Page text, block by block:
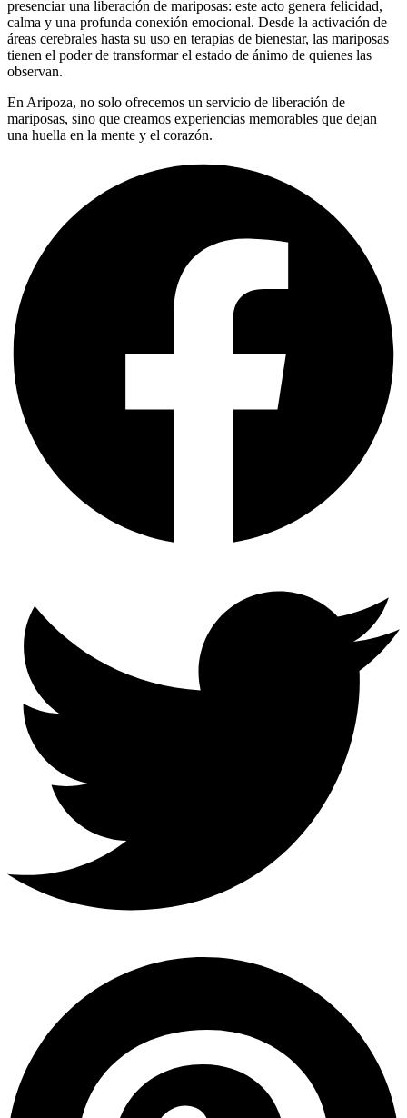
presenciar una liberación de mariposas: este acto genera felicidad,
calma y una profunda conexión emocional. Desde la activación de
áreas cerebrales hasta su uso en terapias de bienestar, las mariposas
tienen el poder de transformar el estado de ánimo de quienes las
observan.
En Aripoza, no solo ofrecemos un servicio de liberación de
mariposas, sino que creamos experiencias memorables que dejan
una huella en la mente y el corazón.